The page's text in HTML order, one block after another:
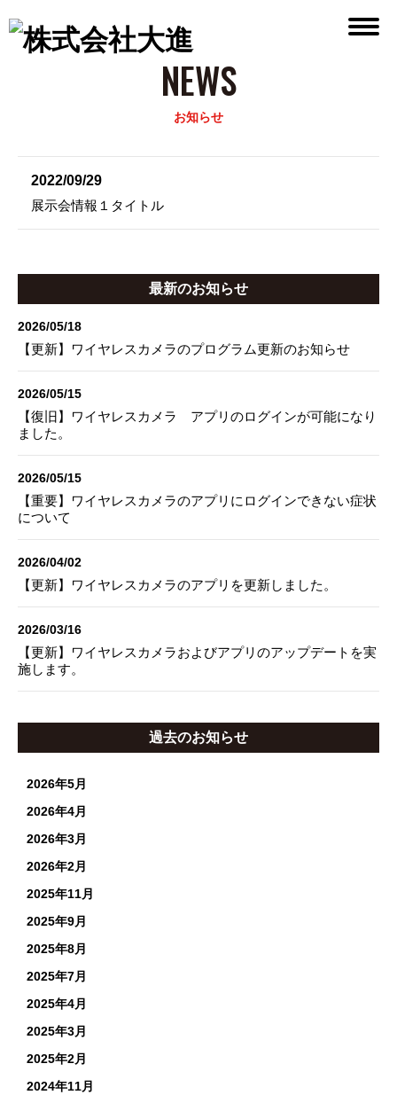
NEWS
お知らせ
2022/09/29
展示会情報１タイトル
最新のお知らせ
2026/05/18
【更新】ワイヤレスカメラのプログラム更新のお知らせ
2026/05/15
【復旧】ワイヤレスカメラ アプリのログインが可能になり
ました。
2026/05/15
【重要】ワイヤレスカメラのアプリにログインできない症状
について
2026/04/02
【更新】ワイヤレスカメラのアプリを更新しました。
2026/03/16
【更新】ワイヤレスカメラおよびアプリのアップデートを実
施します。
過去のお知らせ
2026年5月
2026年4月
2026年3月
2026年2月
2025年11月
2025年9月
2025年8月
2025年7月
2025年4月
2025年3月
2025年2月
2024年11月